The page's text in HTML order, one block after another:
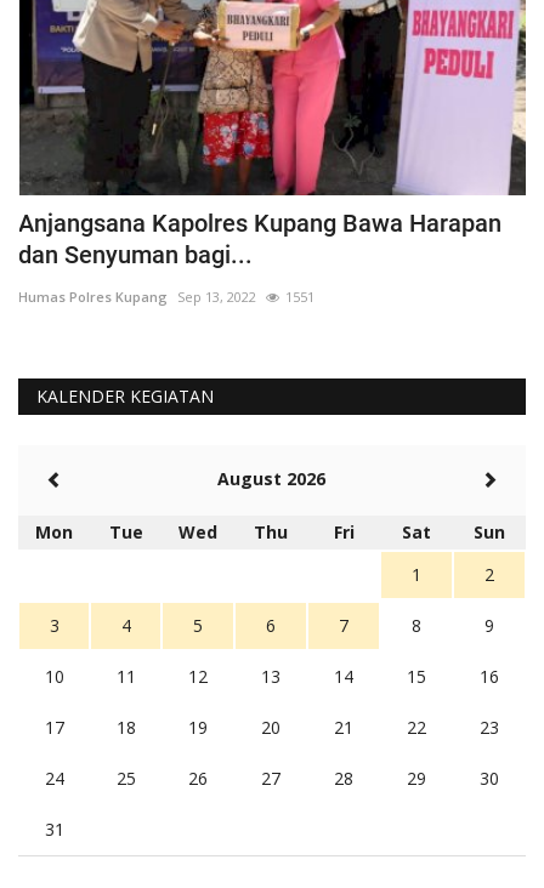
Anjangsana Kapolres Kupang Bawa Harapan
dan Senyuman bagi...
Humas Polres Kupang Sep 13, 2022 1551
KALENDER KEGIATAN
August 2026
Mon Tue Wed Thu Fri Sat
Sun
1
2
3 4 5 6 7 8 9
10 11 12 13 14 15 16
17 18 19 20 21 22 23
24 25 26 27 28 29 30
31